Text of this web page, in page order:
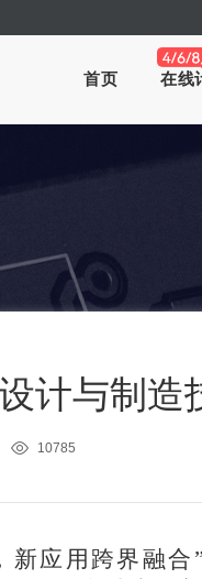
首页 在线
计与制造
10785
新应用跨界融